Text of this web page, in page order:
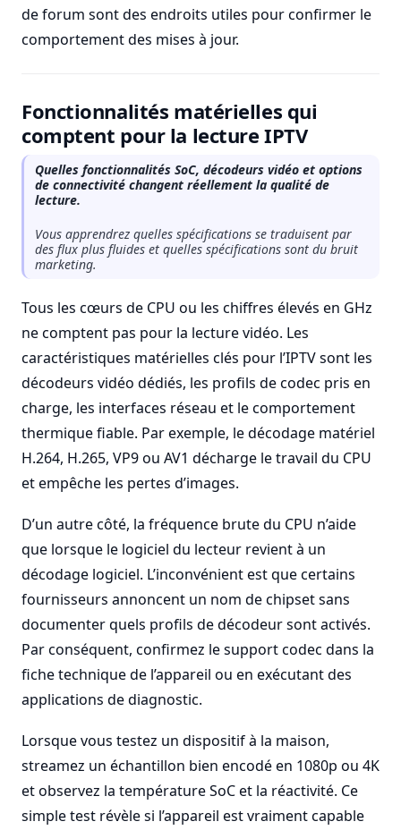
de forum sont des endroits utiles pour confirmer le
comportement des mises à jour.
Fonctionnalités matérielles qui
comptent pour la lecture IPTV
Quelles fonctionnalités SoC, décodeurs vidéo et options
de connectivité changent réellement la qualité de
lecture.
Vous apprendrez quelles spécifications se traduisent par
des flux plus fluides et quelles spécifications sont du bruit
marketing.
Tous les cœurs de CPU ou les chiffres élevés en GHz
ne comptent pas pour la lecture vidéo. Les
caractéristiques matérielles clés pour l’IPTV sont les
décodeurs vidéo dédiés, les profils de codec pris en
charge, les interfaces réseau et le comportement
thermique fiable. Par exemple, le décodage matériel
H.264, H.265, VP9 ou AV1 décharge le travail du CPU
et empêche les pertes d’images.
D’un autre côté, la fréquence brute du CPU n’aide
que lorsque le logiciel du lecteur revient à un
décodage logiciel. L’inconvénient est que certains
fournisseurs annoncent un nom de chipset sans
documenter quels profils de décodeur sont activés.
Par conséquent, confirmez le support codec dans la
fiche technique de l’appareil ou en exécutant des
applications de diagnostic.
Lorsque vous testez un dispositif à la maison,
streamez un échantillon bien encodé en 1080p ou 4K
et observez la température SoC et la réactivité. Ce
simple test révèle si l’appareil est vraiment capable